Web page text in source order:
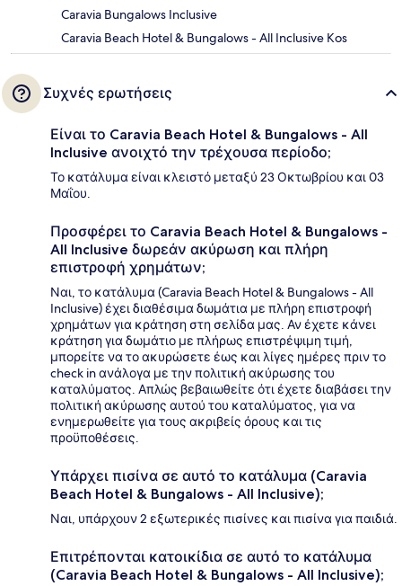
Caravia Bungalows Inclusive
Caravia Beach Hotel & Bungalows - All Inclusive Kos
Συχνές ερωτήσεις
Είναι το Caravia Beach Hotel & Bungalows - All
Inclusive ανοιχτό την τρέχουσα περίοδο;
Το κατάλυμα είναι κλειστό μεταξύ 23 Οκτωβρίου και 03
Μαΐου.
Προσφέρει το Caravia Beach Hotel & Bungalows -
All Inclusive δωρεάν ακύρωση και πλήρη
επιστροφή χρημάτων;
Ναι, το κατάλυμα (Caravia Beach Hotel & Bungalows - All
Inclusive) έχει διαθέσιμα δωμάτια με πλήρη επιστροφή
χρημάτων για κράτηση στη σελίδα μας. Αν έχετε κάνει
κράτηση για δωμάτιο με πλήρως επιστρέψιμη τιμή,
μπορείτε να το ακυρώσετε έως και λίγες ημέρες πριν το
check in ανάλογα με την πολιτική ακύρωσης του
καταλύματος. Απλώς βεβαιωθείτε ότι έχετε διαβάσει την
πολιτική ακύρωσης αυτού του καταλύματος, για να
ενημερωθείτε για τους ακριβείς όρους και τις
προϋποθέσεις.
Υπάρχει πισίνα σε αυτό το κατάλυμα (Caravia
Beach Hotel & Bungalows - All Inclusive);
Ναι, υπάρχουν 2 εξωτερικές πισίνες και πισίνα για παιδιά.
Επιτρέπονται κατοικίδια σε αυτό το κατάλυμα
(Caravia Beach Hotel & Bungalows - All Inclusive);